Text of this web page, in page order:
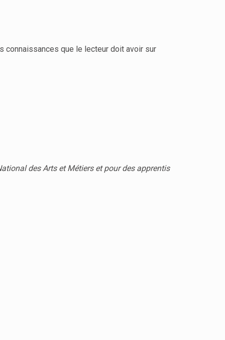
connaissances que le lecteur doit avoir sur
des Arts et Métiers et pour des apprentis